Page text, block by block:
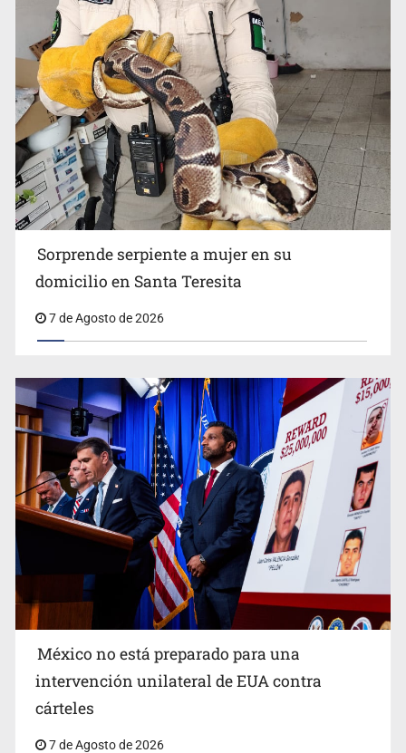
Detienen a tres miembros de red transnacional de
tráfico de personas
Procesan a el “R1”, presunto líder criminal en Jalisco y
Michoacán
Desapariciones en Jalisco, con complicidad de policías,
Sorprende serpiente a mujer en su
domicilio en Santa Teresita
7 de Agosto de 2026
México no está preparado para una
intervención unilateral de EUA contra
cárteles
7 de Agosto de 2026